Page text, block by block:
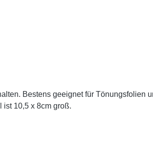
Bestens geeignet für Tönungsfolien
10,5 x 8cm groß.